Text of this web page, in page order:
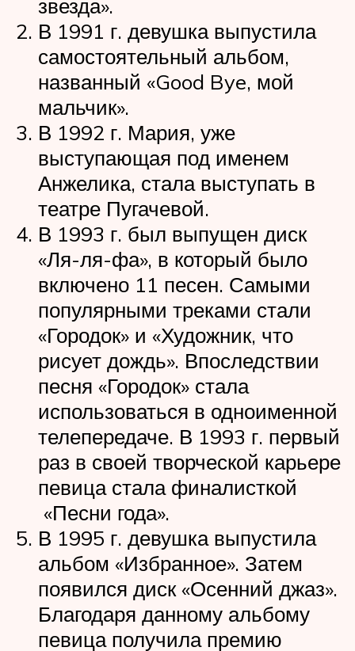
звезда».
В 1991 г. девушка выпустила
самостоятельный альбом,
названный «Good Bye, мой
мальчик».
В 1992 г. Мария, уже
выступающая под именем
Анжелика, стала выступать в
театре Пугачевой.
В 1993 г. был выпущен диск
«Ля-ля-фа», в который было
включено 11 песен. Самыми
популярными треками стали
«Городок» и «Художник, что
рисует дождь». Впоследствии
песня «Городок» стала
использоваться в одноименной
телепередаче. В 1993 г. первый
раз в своей творческой карьере
певица стала финалисткой
«Песни года».
В 1995 г. девушка выпустила
альбом «Избранное». Затем
появился диск «Осенний джаз».
Благодаря данному альбому
певица получила премию